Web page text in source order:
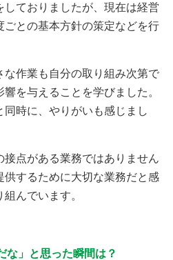
しておりましたが、現在は経営
との基本方針の策定などを行
な作業も自分の取り組み次第で
を与えることを学びました。
時に、やりがいも感じまし
点がある業務ではありません
供するために大切な業務だと感
んでいます。
な」と思った瞬間は？